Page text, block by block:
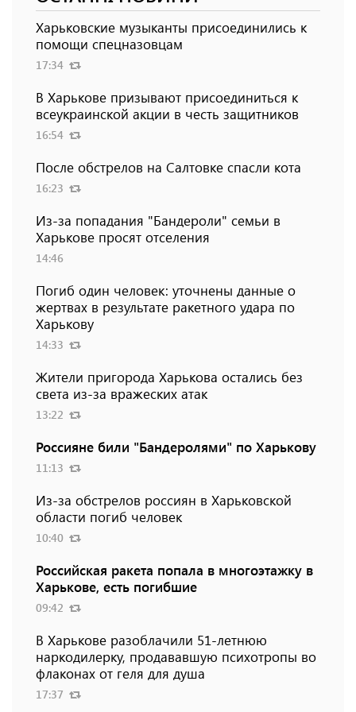
Харьковские музыканты присоединились к
помощи спецназовцам
17:34
В Харькове призывают присоединиться к
всеукраинской акции в честь защитников
16:54
После обстрелов на Салтовке спасли кота
16:23
Из-за попадания "Бандероли" семьи в
Харькове просят отселения
14:46
Погиб один человек: уточнены данные о
жертвах в результате ракетного удара по
Харькову
14:33
Жители пригорода Харькова остались без
света из-за вражеских атак
13:22
Россияне били "Бандеролями" по Харькову
11:13
Из-за обстрелов россиян в Харьковской
области погиб человек
10:40
Российская ракета попала в многоэтажку в
Харькове, есть погибшие
09:42
В Харькове разоблачили 51-летнюю
наркодилерку, продававшую психотропы во
флаконах от геля для душа
17:37